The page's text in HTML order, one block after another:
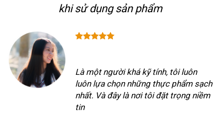
khi sử dụng sản phẩm
Là một người khá kỹ tính, tôi luôn
luôn lựa chọn những thực phẩm sạch
nhất. Và đây là nơi tôi đặt trọng niềm
tin